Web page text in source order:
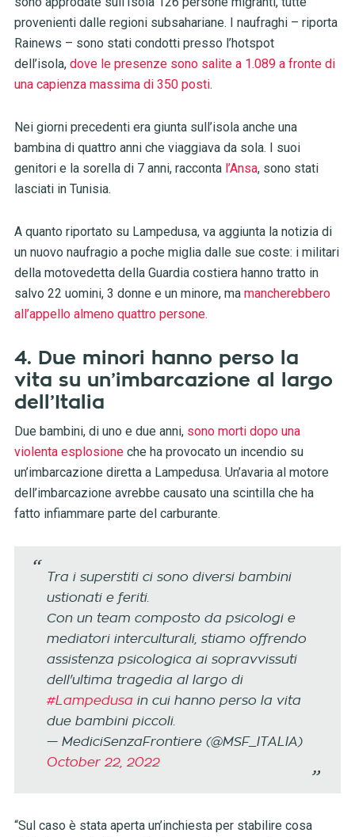
provenienti dalle regioni subsahariane. I naufraghi – riporta
Rainews – sono stati condotti presso l’hotspot
dell’isola, dove le presenze sono salite a 1.089 a fronte di
una capienza massima di 350 posti.
Nei giorni precedenti era giunta sull’isola anche una
bambina di quattro anni che viaggiava da sola. I suoi
genitori e la sorella di 7 anni, racconta l’Ansa, sono stati
lasciati in Tunisia.
A quanto riportato su Lampedusa, va aggiunta la notizia di
un nuovo naufragio a poche miglia dalle sue coste: i militari
della motovedetta della Guardia costiera hanno tratto in
salvo 22 uomini, 3 donne e un minore, ma mancherebbero
all’appello almeno quattro persone.
4. Due minori hanno perso la
vita su un’imbarcazione al largo
dell’Italia
Due bambini, di uno e due anni, sono morti dopo una
violenta esplosioneche ha provocato un incendio su
un’imbarcazione diretta a Lampedusa. Un’avaria al motore
dell’imbarcazione avrebbe causato una scintilla che ha
fatto infiammare parte del carburante.
Tra i superstiti ci sono diversi bambini
ustionati e feriti.
Con un team composto da psicologi e
mediatori interculturali, stiamo offrendo
assistenza psicologica ai sopravvissuti
dell'ultima tragedia al largo di
#Lampedusain cui hanno perso la vita
due bambini piccoli.
— MediciSenzaFrontiere (@MSF_ITALIA)
October 22, 2022
“Sul caso è stata aperta un’inchiesta per stabilire cosa